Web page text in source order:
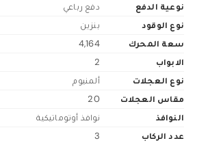
نوعية الدفع
دفع رباعي
نوع الوقود
بنزين
سعة المحرك
4,164
الابواب
2
نوع العجلات
ألمنيوم
مقاس العجلات
20
النوافذ
نوافذ أوتوماتيكية
عدد الركاب
3